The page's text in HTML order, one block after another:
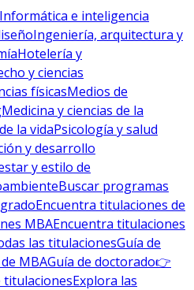
Informática e inteligencia
Ingeniería, arquitectura y
Hotelería y
y ciencias
físicasMedios de
Medicina y ciencias de la
la vidaPsicología y salud
y desarrollo
y estilo de
Buscar programas
Encuentra titulaciones de
MBAEncuentra titulaciones
las titulacionesGuía de
MBAGuía de doctorado👉
titulacionesExplora las